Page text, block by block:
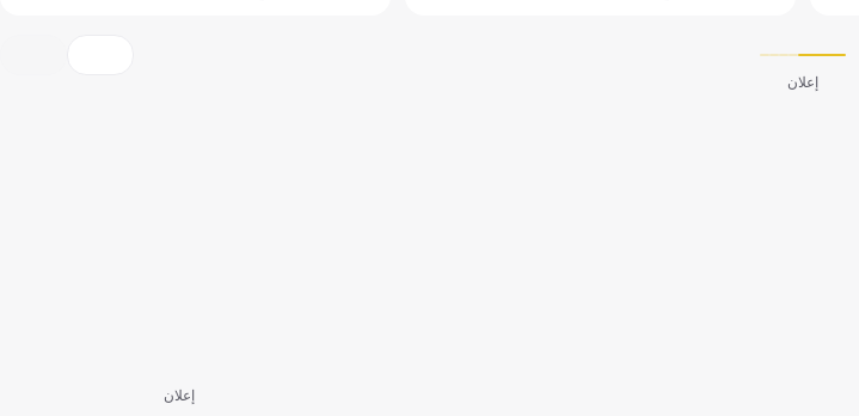
إعلان
إعلان